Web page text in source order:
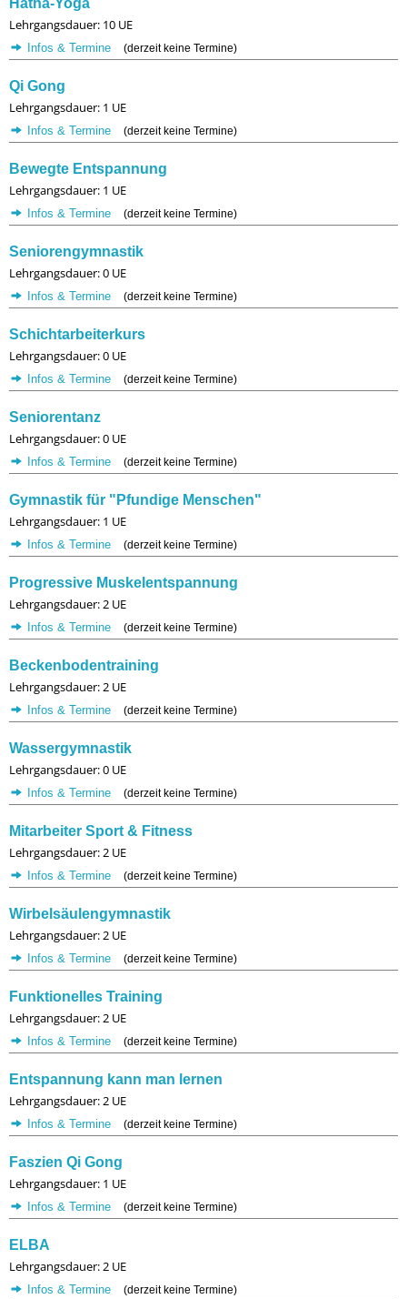
Hatha-Yoga
Lehrgangsdauer: 10 UE
Infos & Termine (derzeit keine Termine)
Qi Gong
Lehrgangsdauer: 1 UE
Infos & Termine (derzeit keine Termine)
Bewegte Entspannung
Lehrgangsdauer: 1 UE
Infos & Termine (derzeit keine Termine)
Seniorengymnastik
Lehrgangsdauer: 0 UE
Infos & Termine (derzeit keine Termine)
Schichtarbeiterkurs
Lehrgangsdauer: 0 UE
Infos & Termine (derzeit keine Termine)
Seniorentanz
Lehrgangsdauer: 0 UE
Infos & Termine (derzeit keine Termine)
Gymnastik für "Pfundige Menschen"
Lehrgangsdauer: 1 UE
Infos & Termine (derzeit keine Termine)
Progressive Muskelentspannung
Lehrgangsdauer: 2 UE
Infos & Termine (derzeit keine Termine)
Beckenbodentraining
Lehrgangsdauer: 2 UE
Infos & Termine (derzeit keine Termine)
Wassergymnastik
Lehrgangsdauer: 0 UE
Infos & Termine (derzeit keine Termine)
Mitarbeiter Sport & Fitness
Lehrgangsdauer: 2 UE
Infos & Termine (derzeit keine Termine)
Wirbelsäulengymnastik
Lehrgangsdauer: 2 UE
Infos & Termine (derzeit keine Termine)
Funktionelles Training
Lehrgangsdauer: 2 UE
Infos & Termine (derzeit keine Termine)
Entspannung kann man lernen
Lehrgangsdauer: 2 UE
Infos & Termine (derzeit keine Termine)
Faszien Qi Gong
Lehrgangsdauer: 1 UE
Infos & Termine (derzeit keine Termine)
ELBA
Lehrgangsdauer: 2 UE
Infos & Termine (derzeit keine Termine)